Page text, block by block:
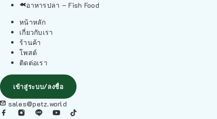
อาหารปลา – Fish Food
หน้าหลัก
เกี่ยวกับเรา
ร้านค้า
โพสต์
ติดต่อเรา
เข้าสู่ระบบ/ลงชื่อ
sales@petz.world